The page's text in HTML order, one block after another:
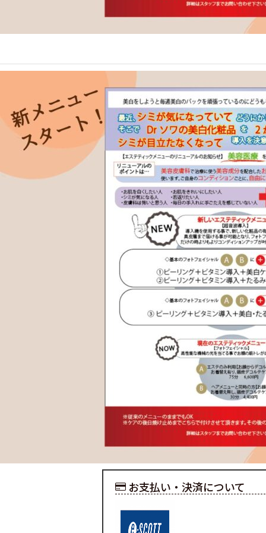
お支払い・決済について